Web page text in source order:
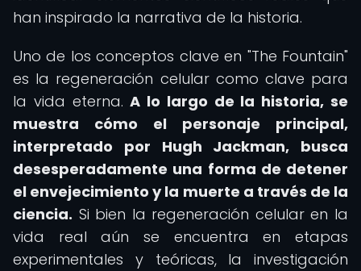
han inspirado la narrativa de la historia.
Uno de los conceptos clave en "The Fountain"
es la regeneración celular como clave para
la vida eterna.A lo largo de la historia, se
muestra cómo el personaje principal,
interpretado por Hugh Jackman, busca
desesperadamente una forma de detener
el envejecimiento y la muerte a través de la
ciencia. Si bien la regeneración celular en la
vida real aún se encuentra en etapas
experimentales y teóricas, la investigación